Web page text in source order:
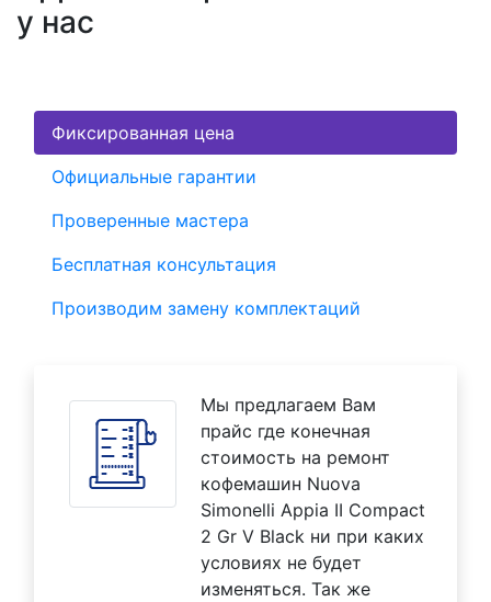
у нас
Фиксированная цена
Официальные гарантии
Проверенные мастера
Бесплатная консультация
Производим замену комплектаций
Мы предлагаем Вам
прайс где конечная
стоимость на ремонт
кофемашин Nuova
Simonelli Appia II Compact
2 Gr V Black ни при каких
условиях не будет
изменяться. Так же